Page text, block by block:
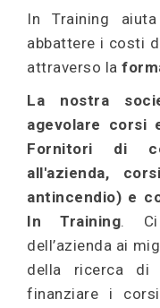
In Training
abbattere i costi
attraverso la
La nostra
agevolare corsi
Fornitori di
all'azienda,
antincendio) e
In Training. Ci
dell’azienda ai
della ricerca di
finanziare i